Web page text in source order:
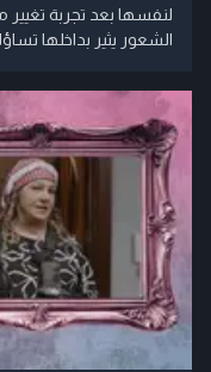
لنفسها بعد تجربة
الشعور يثير بداخلها